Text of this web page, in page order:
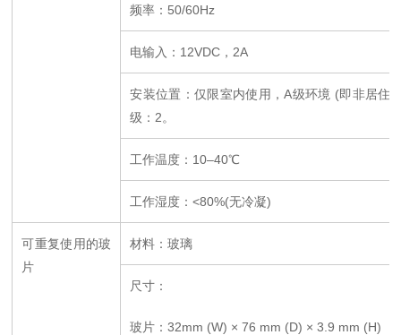
频率： 50/60Hz
电输入： 12VDC ， 2A
安装位置：仅限室内使用，A级环境 (即非居住
级： 2。
工作温度： 10–40℃
工作湿度：<80%(无冷凝)
可重复使用的玻
片
材料：玻璃
尺寸：
玻片：32mm (W) ×76 mm (D) ×3.9 mm (H)